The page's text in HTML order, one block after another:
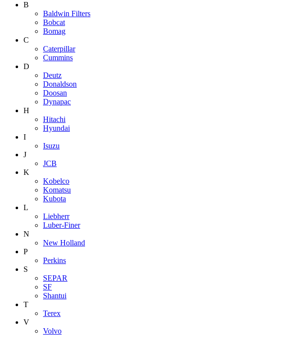
B
Baldwin Filters
Bobcat
Bomag
C
Caterpillar
Cummins
D
Deutz
Donaldson
Doosan
Dynapac
H
Hitachi
Hyundai
I
Isuzu
J
JCB
K
Kobelco
Komatsu
Kubota
L
Liebherr
Luber-Finer
N
New Holland
P
Perkins
S
SEPAR
SF
Shantui
T
Terex
V
Volvo